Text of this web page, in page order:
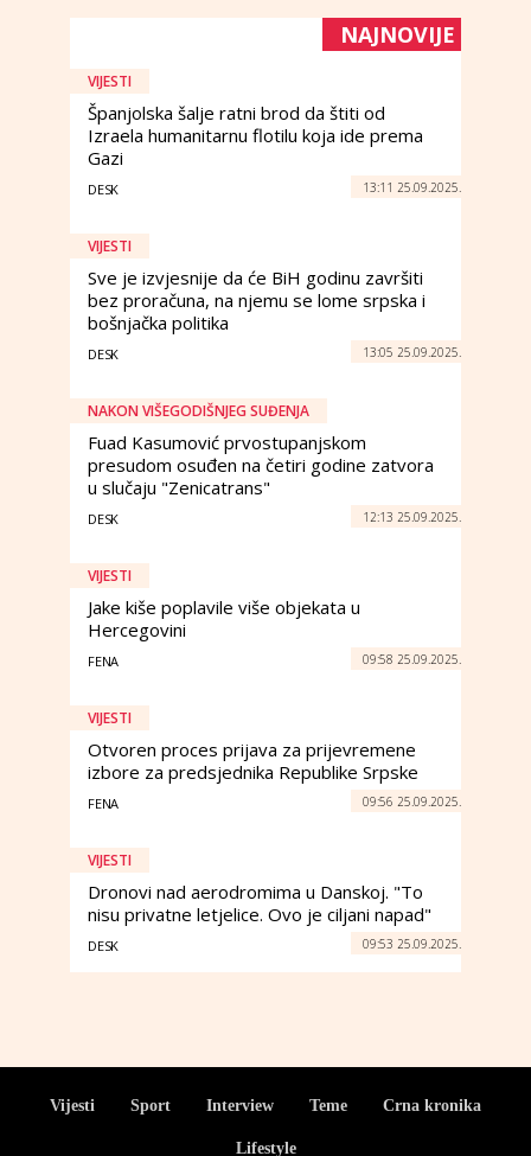
NAJNOVIJE
VIJESTI
Španjolska šalje ratni brod da štiti od
Izraela humanitarnu flotilu koja ide prema
Gazi
DESK 13:11 25.09.2025.
VIJESTI
Sve je izvjesnije da će BiH godinu završiti
bez proračuna, na njemu se lome srpska i
bošnjačka politika
DESK 13:05 25.09.2025.
NAKON VIŠEGODIŠNJEG SUĐENJA
Fuad Kasumović prvostupanjskom
presudom osuđen na četiri godine zatvora
u slučaju "Zenicatrans"
DESK 12:13 25.09.2025.
VIJESTI
Jake kiše poplavile više objekata u
Hercegovini
FENA 09:58 25.09.2025.
VIJESTI
Otvoren proces prijava za prijevremene
izbore za predsjednika Republike Srpske
FENA 09:56 25.09.2025.
VIJESTI
Dronovi nad aerodromima u Danskoj. "To
nisu privatne letjelice. Ovo je ciljani napad"
DESK 09:53 25.09.2025.
Vijesti Sport Interview Teme Crna kronika
Lifestyle